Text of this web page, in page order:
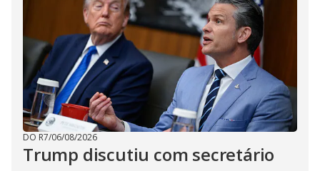
DO R7/06/08/2026
Trump discutiu com secretário